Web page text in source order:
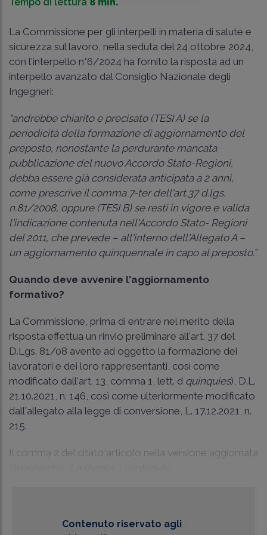
Tempo di lettura 8 min.
La Commissione per gli interpelli in materia di salute e
sicurezza sul lavoro, nella seduta del 24 ottobre 2024,
con l'interpello n°6/2024 ha fornito la risposta ad un
interpello avanzato dal Consiglio Nazionale degli
Ingegneri:
“andrebbe chiarito e precisato (TESI A) se la
periodicità della formazione di aggiornamento del
preposto, nonostante la perdurante mancata
pubblicazione del nuovo Accordo Stato-Regioni,
debba essere già considerata anticipata a 2 anni,
come prescrive il comma 7-ter dell'art.37 d.lgs.
n.81/2008, oppure (TESI B) se resti in vigore e valida
l'indicazione contenuta nell'Accordo Stato- Regioni
del 2011, che prevede – all'interno dell'Allegato A –
un aggiornamento quinquennale in capo al preposto.”
Quando deve avvenire l'aggiornamento
formativo?
La Commissione, prima di entrare nel merito della
risposta effettua un rinvio preliminare all'art. 37 del
D.Lgs. 81/08 avente ad oggetto la formazione dei
lavoratori e dei loro rappresentanti, così come
modificato dall'art. 13, comma 1, lett. d quinquies), D.L.
21.10.2021, n. 146, così come ulteriormente modificato
dall'allegato alla legge di conversione, L. 17.12.2021, n.
215.
Il comma 2 del citato articolo nella versione aggiornata
Contenuto riservato agli